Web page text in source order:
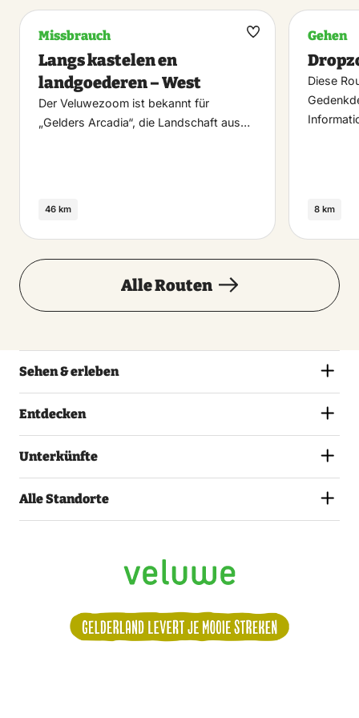
Missbrauch
Langs kastelen en
landgoederen – West
Der Veluwezoom ist bekannt für
„Gelders Arcadia“, die Landschaft aus…
46 km
Maak
Gehen
Diese
8 km
Alle Routen
Sehen & erleben
Entdecken
Unterkünfte
Alle Standorte